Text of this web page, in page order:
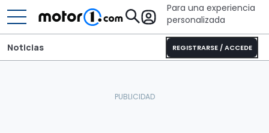
Para una experiencia
personalizada
REGISTRARSE / ACCEDE
Noticias